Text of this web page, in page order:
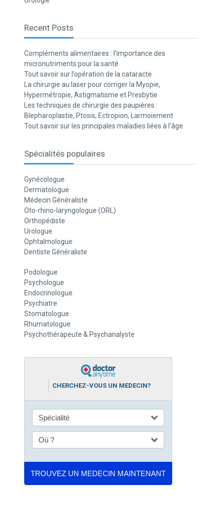
Recent Posts
Compléments alimentaires : l’importance des
micronutriments pour la santé
Tout savoir sur l’opération de la cataracte
La chirurgie au laser pour corriger la Myopie,
Hypermétropie, Astigmatisme et Presbytie
Les techniques de chirurgie des paupières :
Blepharoplastie, Ptosis, Ectropion, Larmoiement
Tout savoir sur les principales maladies liées à l’âge
Spécialités populaires
Gynécologue
Dermatologue
Médecin Généraliste
Oto-rhino-laryngologue (ORL)
Orthopédiste
Urologue
Ophtalmologue
Dentiste Généraliste
Podologue
Psychologue
Endocrinologue
Psychiatre
Stomatologue
Rhumatologue
Psychothérapeute & Psychanalyste
CHERCHEZ-VOUS UN MEDECIN?